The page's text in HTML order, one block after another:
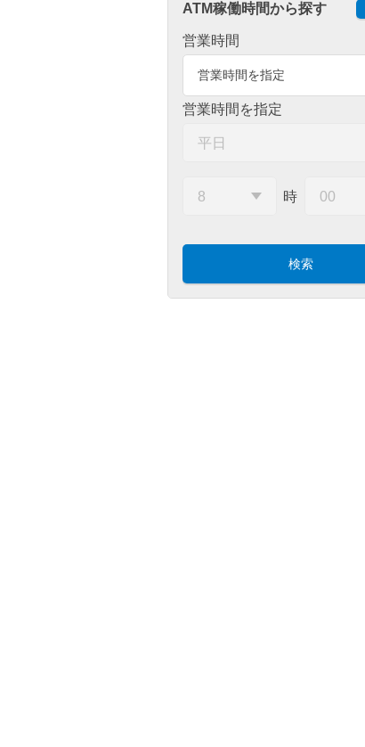
ATM稼働時間から探す
営業時間
営業時間を指定
営業時間を指定
時